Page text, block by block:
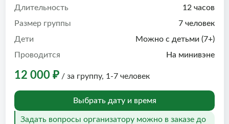
Длительность
12 часов
Размер группы
7 человек
Дети
Можно с детьми (7+)
Проводится
На минивэне
12 000 ₽ / за группу, 1-7 человек
Выбрать дату и время
Задать вопросы организатору можно в заказе до